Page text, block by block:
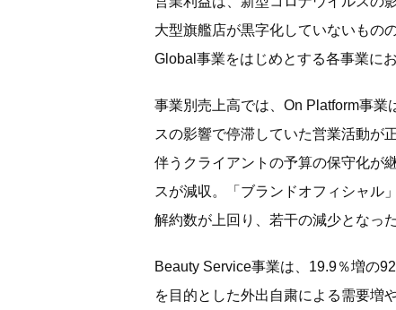
大型旗艦店が黒字化していないもの
Global事業をはじめとする各事業に
事業別売上高では、On Platform事
スの影響で停滞していた営業活動が
伴うクライアントの予算の保守化が
スが減収。「ブランドオフィシャル
解約数が上回り、若干の減少となった
Beauty Service事業は、19.9％増の
を目的とした外出自粛による需要増